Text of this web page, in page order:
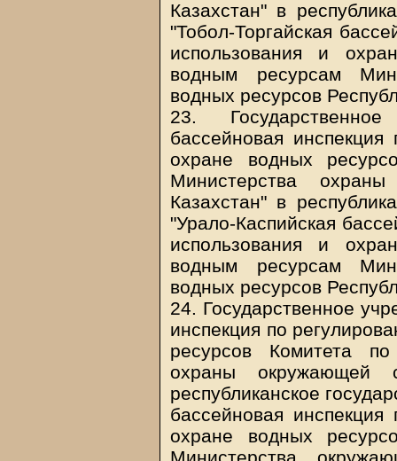
Казахстан" в
"Тобол-Торгайская
использования и
водным ресурсам
водных ресурсов
23.
бассейновая
охране водных
Министерства
Казахстан" в
"Урало-Каспийская
использования и
водным ресурсам
водных ресурсов
24. Государственное
инспекция по
ресурсов Комитета
охраны окружающей
республиканское
бассейновая
охране водных